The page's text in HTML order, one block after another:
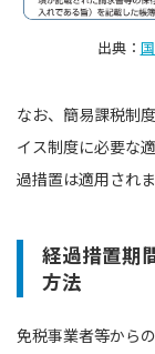
出典：
なお、簡易課税制
イス制度に必要な
過措置は適用されま
経過措置期
方法
免税事業者等から